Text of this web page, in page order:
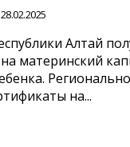
28.02.2025
Алтай
материнский
на...